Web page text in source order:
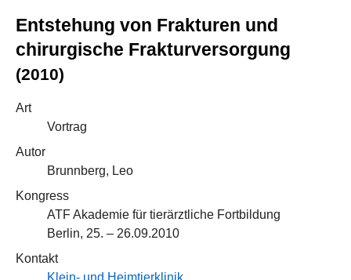
Entstehung von Frakturen und
chirurgische Frakturversorgung
(2010)
Art
Vortrag
Autor
Brunnberg, Leo
Kongress
ATF Akademie für tierärztliche Fortbildung
Berlin, 25. – 26.09.2010
Kontakt
Klein- und Heimtierklinik